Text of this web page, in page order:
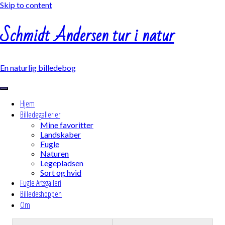
Skip to content
Schmidt Andersen tur i natur
En naturlig billedebog
Hjem
Billedegallerier
Mine favoritter
Landskaber
Fugle
Naturen
Legepladsen
Sort og hvid
Fugle Artsgalleri
Billedeshoppen
Om